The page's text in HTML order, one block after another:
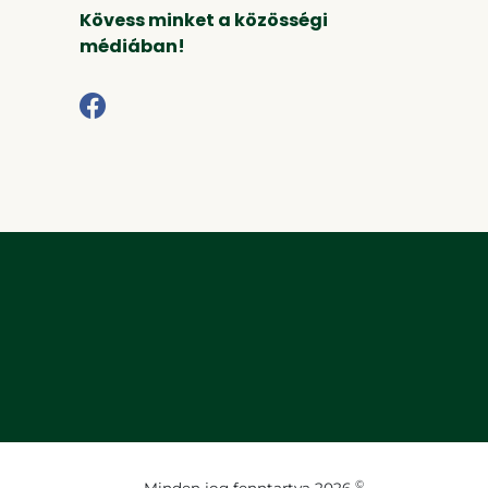
Kövess minket a közösségi
médiában!
©